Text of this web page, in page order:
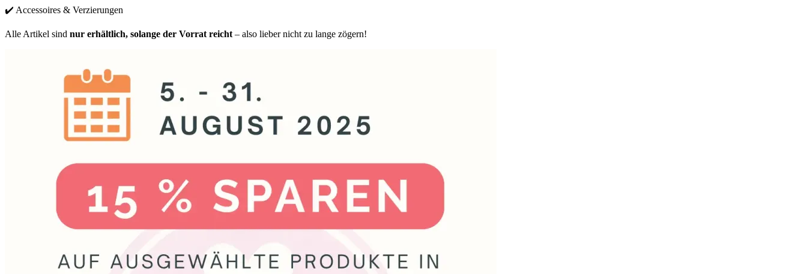
✔️ Accessoires & Verzierungen
Alle Artikel sind nur erhältlich, solange der Vorrat reicht – also lieber nicht zu lange zögern!